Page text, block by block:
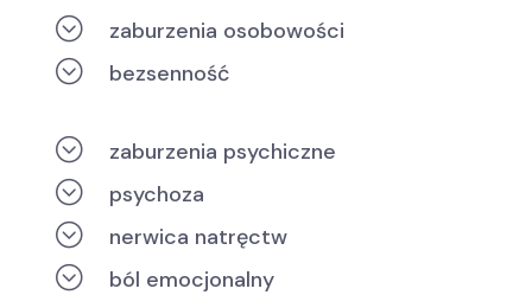
; zaburzenia osobowości
; bezsenność
; zaburzenia psychiczne
; psychoza
; nerwica natręctw
; ból emocjonalny